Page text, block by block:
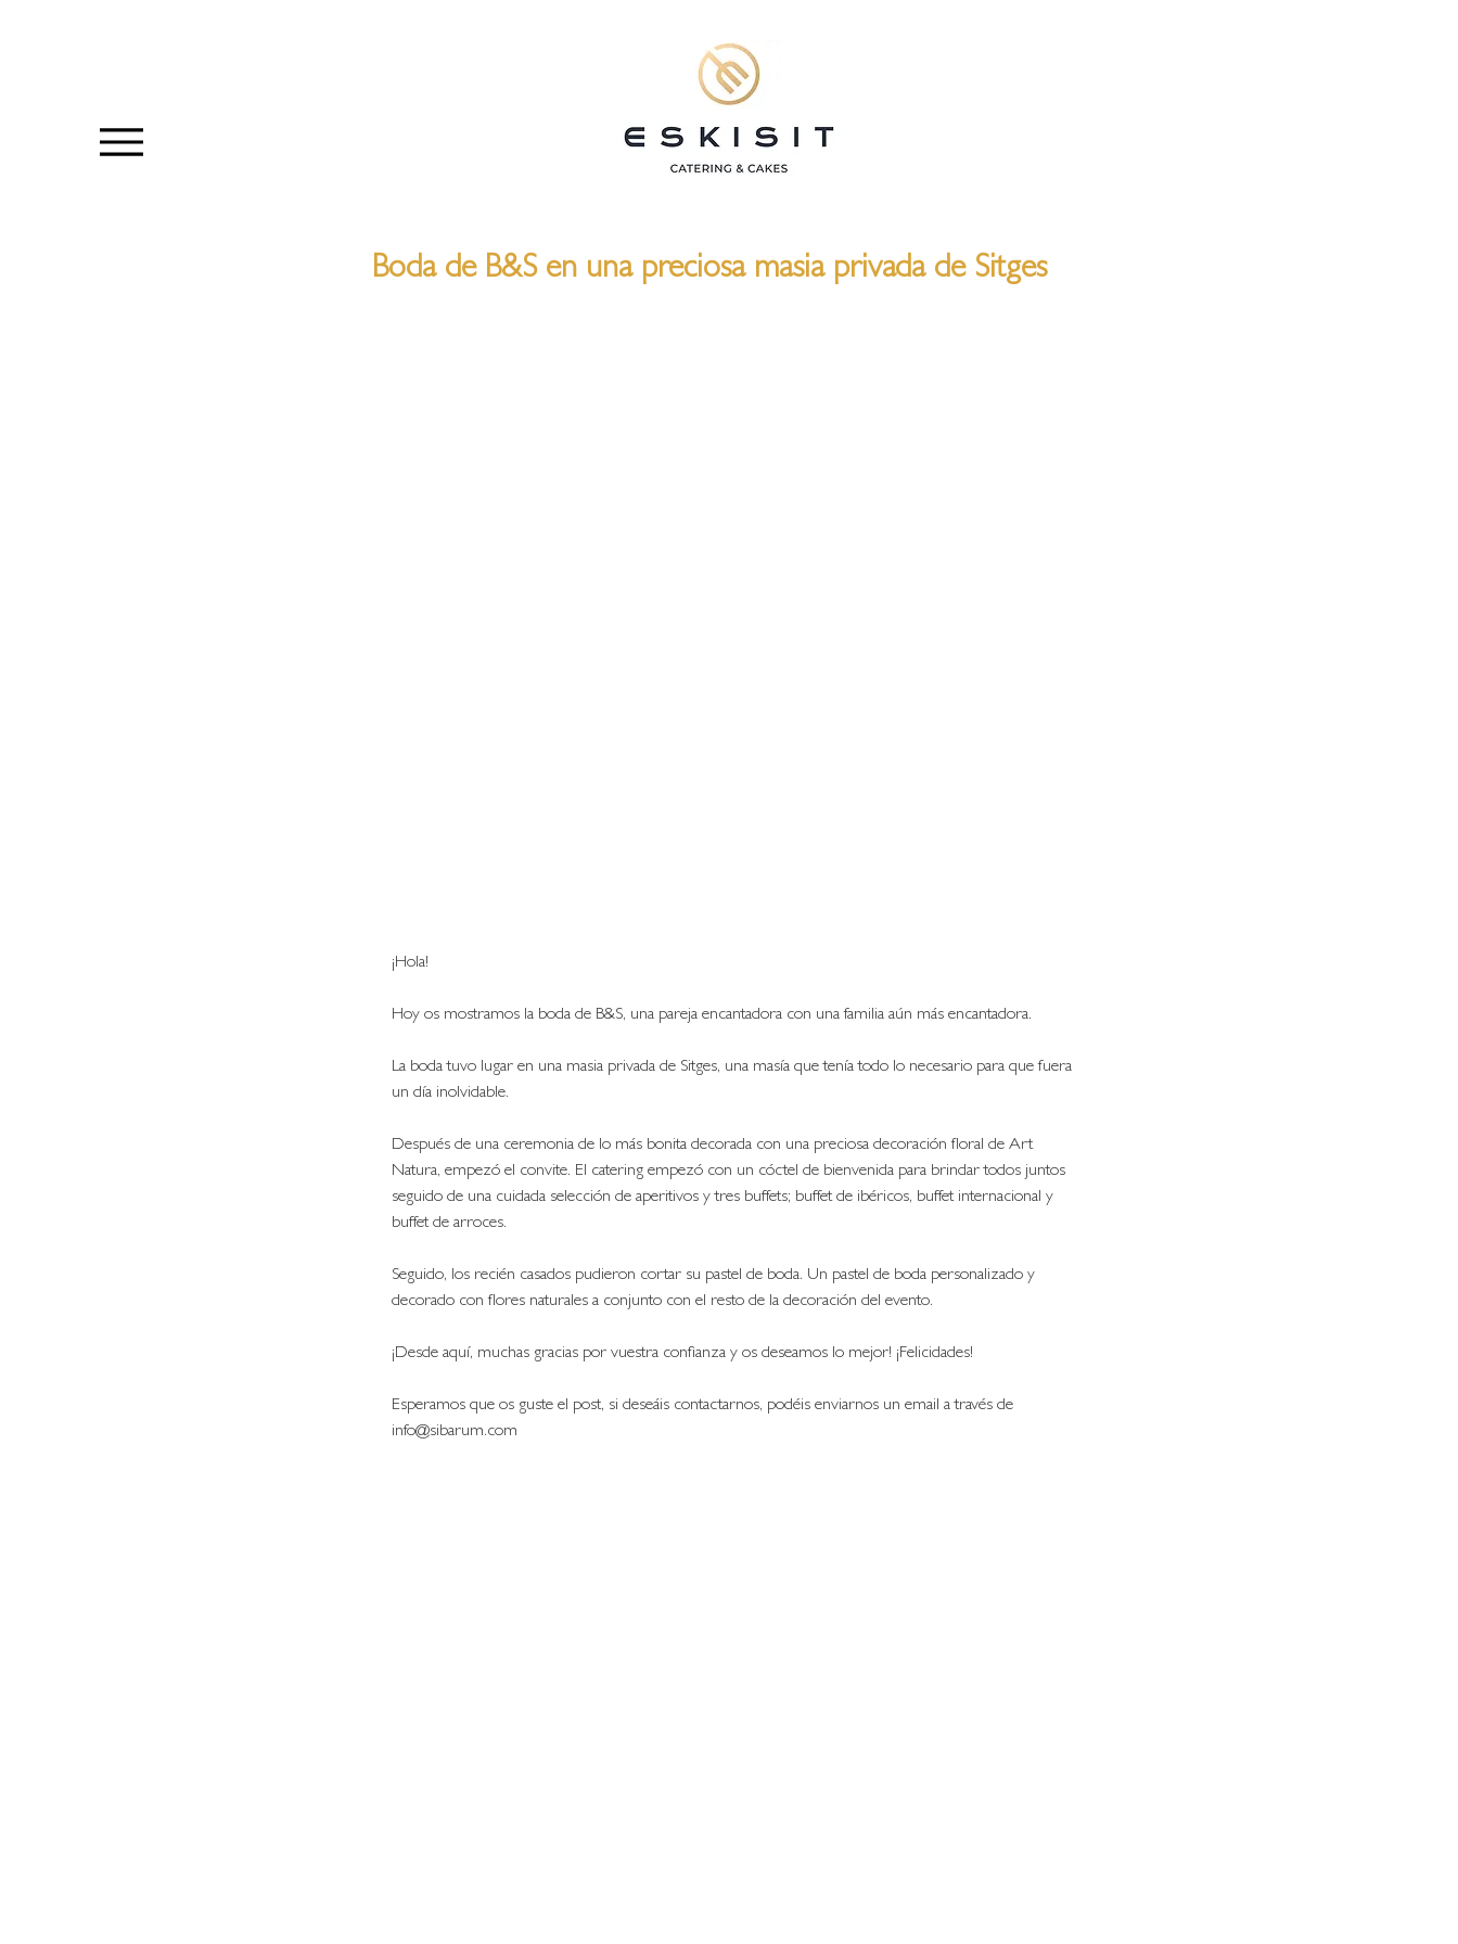
Boda de B&S en una preciosa masia privada de Sitges
¡Hola!
Hoy os mostramos la boda de B&S, una pareja encantadora con una familia aún más encantadora.
La boda tuvo lugar en una masia privada de Sitges, una masía que tenía todo lo necesario para que fuera
un día inolvidable.
Después de una ceremonia de lo más bonita decorada con una preciosa decoración floral de Art
Natura, empezó el convite. El catering empezó con un cóctel de bienvenida para brindar todos juntos
seguido de una cuidada selección de aperitivos y tres buffets; buffet de ibéricos, buffet internacional y
buffet de arroces.
Seguido, los recién casados pudieron cortar su pastel de boda. Un pastel de boda personalizado y
decorado con flores naturales a conjunto con el resto de la decoración del evento.
¡Desde aquí, muchas gracias por vuestra confianza y os deseamos lo mejor! ¡Felicidades!
Esperamos que os guste el post, si deseáis contactarnos, podéis enviarnos un email a través de
info@sibarum.com